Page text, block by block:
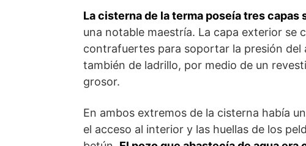
La cisterna de la terma poseía tres capas
una notable maestría. La capa exterior se
contrafuertes para soportar la presión del
también de ladrillo, por medio de un
grosor.
En ambos extremos de la cisterna había
el acceso al interior y las huellas de los